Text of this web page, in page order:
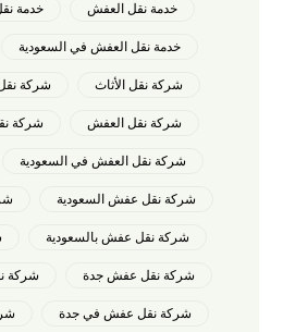
خدمة نقل العفش خدمة
خدمة نقل العفش في السعودية
شركة نقل الأثاث شركة
شركة نقل العفش شركة
شركة نقل العفش في السعودية
شركة نقل عفش السعودية
شركة نقل عفش بالسعودية
شركة نقل عفش جدة شركة
شركة نقل عفش في جدة